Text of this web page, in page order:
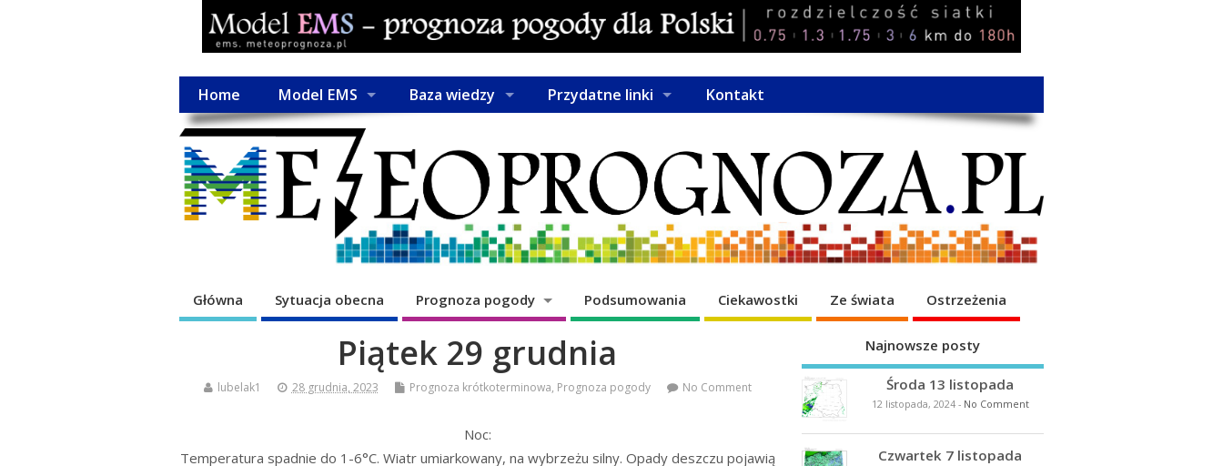
Home Model EMS Baza wiedzy Przydatne linki Kontakt
Główna Sytuacja obecna Prognoza pogody Podsumowania Ciekawostki Ze świata Ostrzeżenia
Piątek 29 grudnia
lubelak1 28 grudnia, 2023 Prognoza krótkoterminowa, Prognoza pogody No Comment
Noc:
Temperatura spadnie do 1-6°C. Wiatr umiarkowany, na wybrzeżu silny. Opady deszczu pojawią
Najnowsze posty
Środa 13 listopada
12 listopada, 2024- No Comment
Czwartek 7 listopada